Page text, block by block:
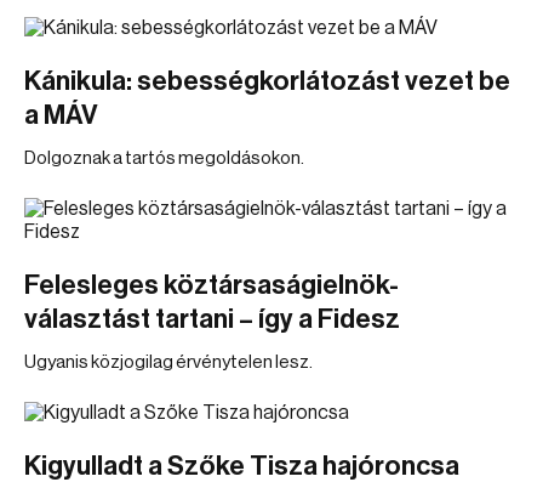
Kánikula: sebességkorlátozást vezet be
a MÁV
Dolgoznak a tartós megoldásokon.
Felesleges köztársaságielnök-
választást tartani – így a Fidesz
Ugyanis közjogilag érvénytelen lesz.
Kigyulladt a Szőke Tisza hajóroncsa